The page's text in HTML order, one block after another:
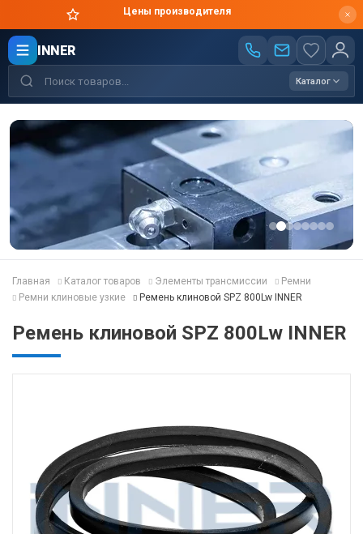
Цены производителя
INNER
Каталог
Главная Каталог товаров Элементы трансмиссии
Ремни
Ремни клиновые узкие
Ремень клиновой SPZ 800Lw INNER
Ремень клиновой SPZ 800Lw INNER